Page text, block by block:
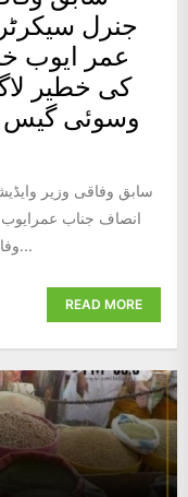
جنرل
کی خطیر
وسوئی گیس
سابق وفاقی وزیر
انصاف جناب عمرایوب
وفاقی وزیر و ایڈیشنل مرکزی جنرل سیکرٹری...
READ MORE